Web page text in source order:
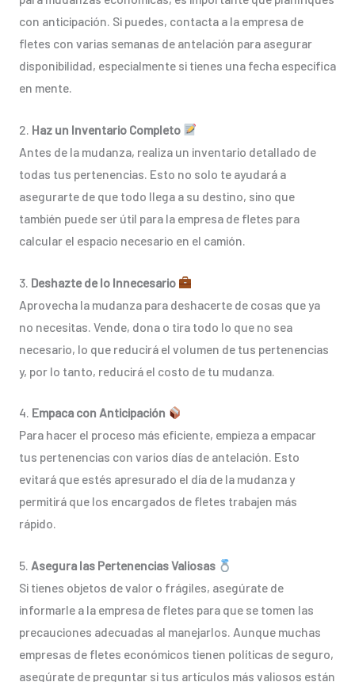
con anticipación. Si puedes, contacta a la empresa de
fletes con varias semanas de antelación para asegurar
disponibilidad, especialmente si tienes una fecha específica
en mente.
2. Haz un Inventario Completo
Antes de la mudanza, realiza un inventario detallado de
todas tus pertenencias. Esto no solo te ayudará a
asegurarte de que todo llega a su destino, sino que
también puede ser útil para la empresa de fletes para
calcular el espacio necesario en el camión.
3. Deshazte de lo Innecesario
Aprovecha la mudanza para deshacerte de cosas que ya
no necesitas. Vende, dona o tira todo lo que no sea
necesario, lo que reducirá el volumen de tus pertenencias
y, por lo tanto, reducirá el costo de tu mudanza.
4. Empaca con Anticipación
Para hacer el proceso más eficiente, empieza a empacar
tus pertenencias con varios días de antelación. Esto
evitará que estés apresurado el día de la mudanza y
permitirá que los encargados de fletes trabajen más
rápido.
5. Asegura las Pertenencias Valiosas
Si tienes objetos de valor o frágiles, asegúrate de
informarle a la empresa de fletes para que se tomen las
precauciones adecuadas al manejarlos. Aunque muchas
empresas de fletes económicos tienen políticas de seguro,
asegúrate de preguntar si tus artículos más valiosos están